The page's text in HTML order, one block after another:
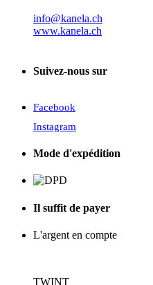
info@kanela.ch
www.kanela.ch
Suivez-nous sur
Facebook
Instagram
Mode d'expédition
Il suffit de payer
L'argent en compte
TWINT